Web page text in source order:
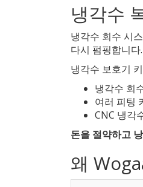
냉각수
냉각수 회수 시
다시 펌핑합니다.
냉각수 보호기
냉각수 회
여러 피팅
CNC 냉각
돈을 절약하고
왜